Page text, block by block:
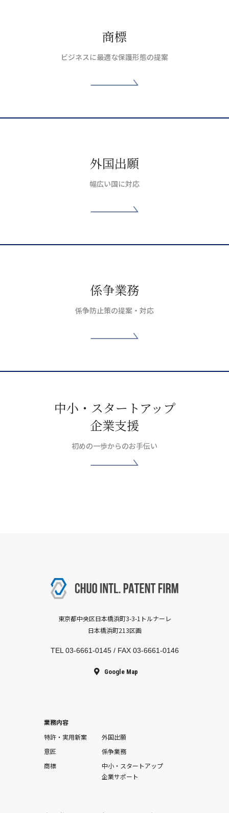
商標
ビジネスに最適な保護形態の提案
外国出願
幅広い国に対応
係争業務
係争防止策の提案・対応
中小・スタートアップ
企業支援
初めの一歩からのお手伝い
東京都中央区日本橋浜町3-3-1トルナーレ
日本橋浜町213区画
TEL 03-6661-0145/ FAX 03-6661-0146
Google Map
業務内容
特許・実用新案
意匠
商標
外国出願
係争業務
中小・スタートアップ
企業サポート